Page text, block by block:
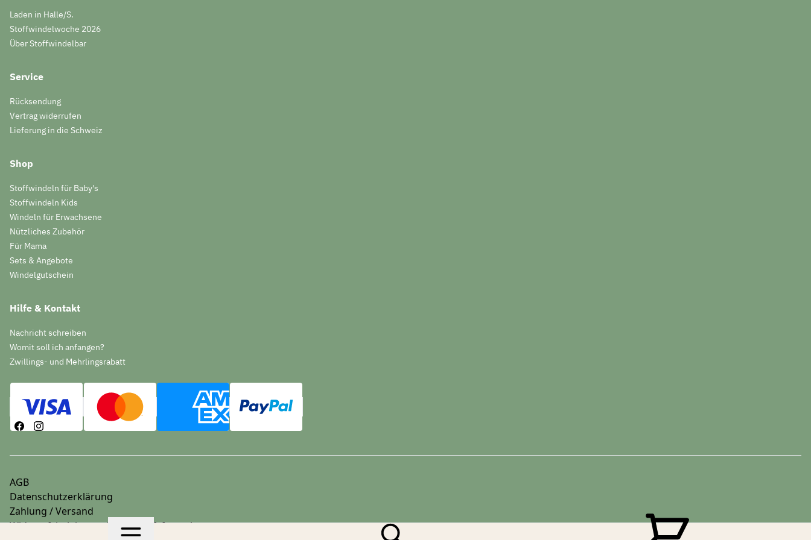
Laden in Halle/S.
Stoffwindelwoche 2026
Über Stoffwindelbar
Service
Rücksendung
Vertrag widerrufen
Lieferung in die Schweiz
Shop
Stoffwindeln für Baby's
Stoffwindeln Kids
Windeln für Erwachsene
Nützliches Zubehör
Für Mama
Sets & Angebote
Windelgutschein
Hilfe & Kontakt
Nachricht schreiben
Womit soll ich anfangen?
Zwillings- und Mehrlingsrabatt
AGB
Datenschutzerklärung
Zahlung / Versand
Widerrufsbelehrung & Widerrufsformular